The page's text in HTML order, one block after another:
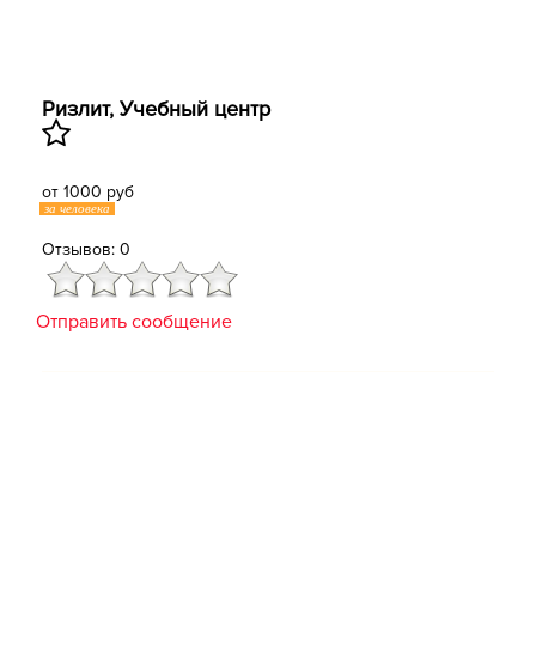
Ризлит, Учебный центр
от 1000 руб
за человека
Отзывов: 0
Отправить сообщение